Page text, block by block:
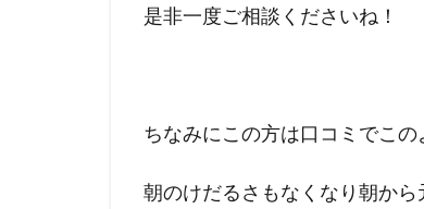
是非一度ご相談くださいね！
ちなみにこの方は口コミでこの
朝のけだるさもなくなり朝か